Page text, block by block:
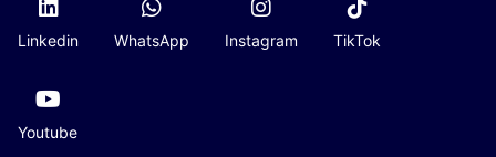
Linkedin WhatsApp Instagram TikTok
Youtube